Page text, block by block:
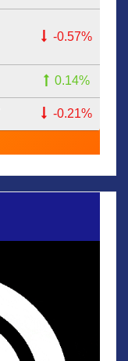
-0.57%
0.14%
-0.21%